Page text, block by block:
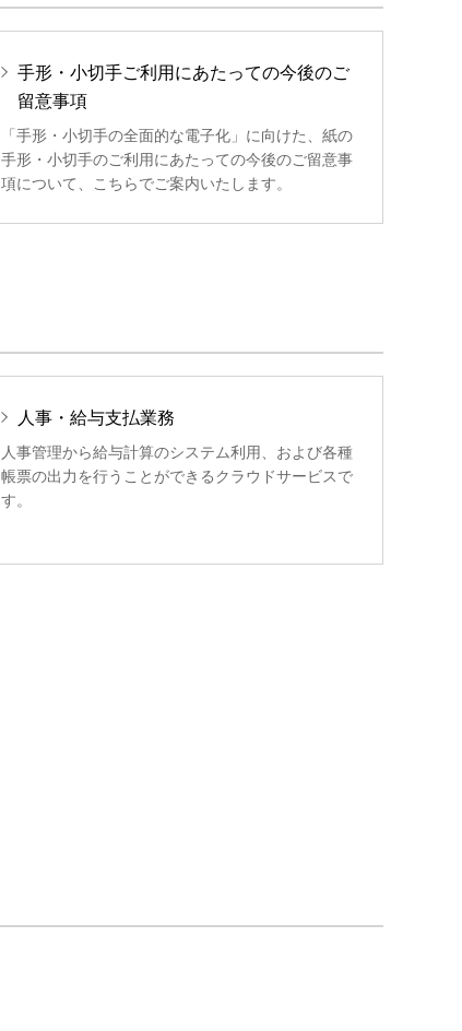
手形・小切手ご利用にあたっての今後のご
留意事項
「手形・小切手の全面的な電子化」に向けた、紙の
手形・小切手のご利用にあたっての今後のご留意事
項について、こちらでご案内いたします。
人事・給与支払業務
人事管理から給与計算のシステム利用、および各種
帳票の出力を行うことができるクラウドサービスで
す。